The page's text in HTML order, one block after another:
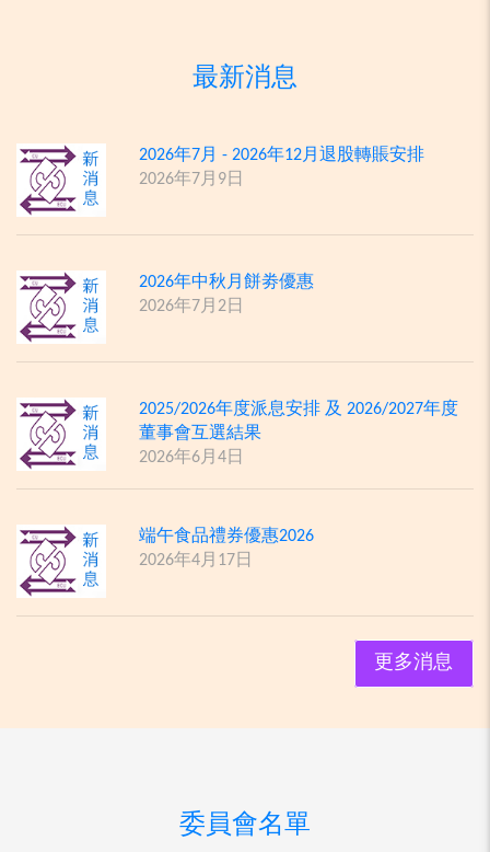
最新消息
2026年7月 - 2026年12月退股轉賬安排
2026年7月9日
2026年中秋月餅劵優惠
2026年7月2日
2025/2026年度派息安排 及 2026/2027年度
董事會互選結果
2026年6月4日
端午食品禮券優惠2026
2026年4月17日
更多消息
委員會名單